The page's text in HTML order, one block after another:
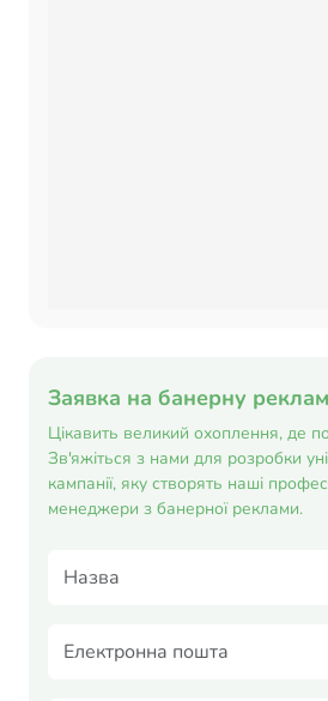
Заявка на банерну
Цікавить великий охоплення, де
Зв'яжіться з нами для розробки
кампанії, яку створять наші
менеджери з банерної реклами.